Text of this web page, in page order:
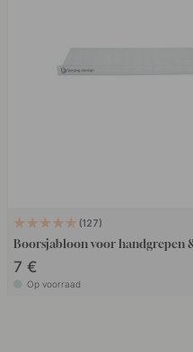
127
Boorsjabloon voor handgrepen
7 €
Op voorraad